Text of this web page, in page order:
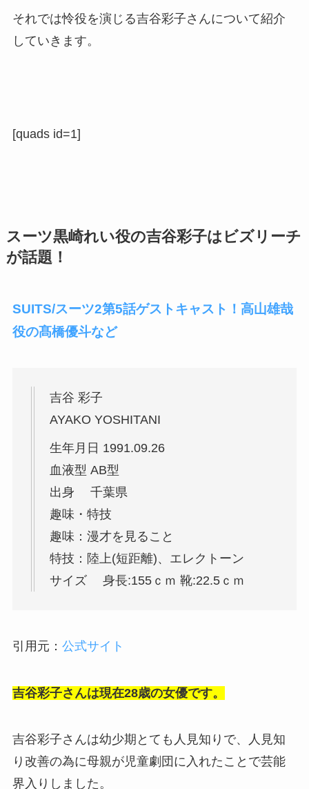
それでは怜役を演じる吉谷彩子さんについて紹介
していきます。
[quads id=1]
スーツ黒崎れい役の吉谷彩子はビズリーチ
が話題！
SUITS/スーツ2第5話ゲストキャスト！高山雄哉
役の髙橋優斗など
吉谷 彩子
AYAKO YOSHITANI
生年月日 1991.09.26
血液型 AB型
出身 千葉県
趣味・特技
趣味：漫才を見ること
特技：陸上(短距離)、エレクトーン
サイズ 身長:155ｃｍ 靴:22.5ｃｍ
引用元： 公式サイト
吉谷彩子さんは現在28歳の女優です。
吉谷彩子さんは幼少期とても人見知りで、人見知
り改善の為に母親が児童劇団に入れたことで芸能
界入りしました。